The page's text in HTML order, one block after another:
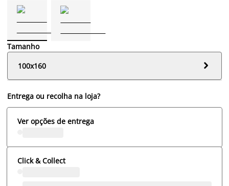
Tamanho
100x160

Entrega ou recolha na loja?
Ver opções de entrega
Click & Collect